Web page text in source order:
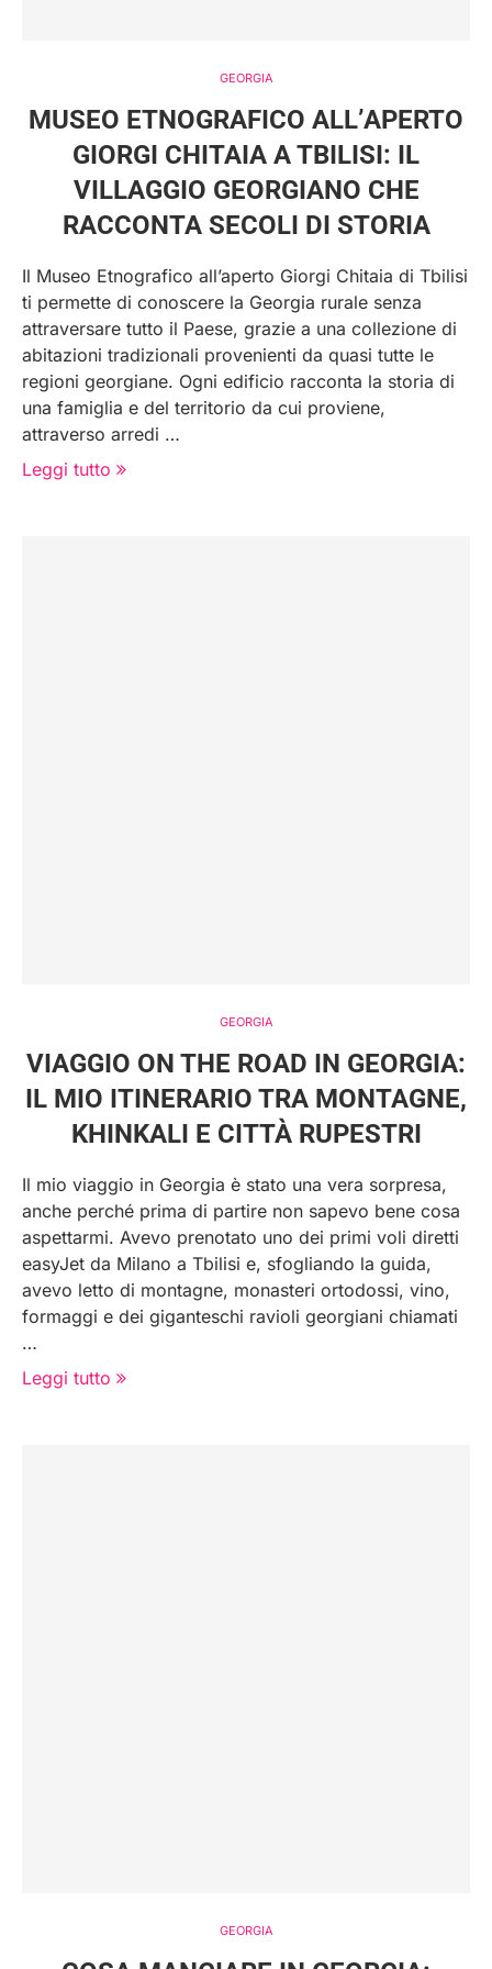
GEORGIA
MUSEO ETNOGRAFICO ALL’APERTO
GIORGI CHITAIA A TBILISI: IL
VILLAGGIO GEORGIANO CHE
RACCONTA SECOLI DI STORIA
Il Museo Etnografico all’aperto Giorgi Chitaia di Tbilisi
ti permette di conoscere la Georgia rurale senza
attraversare tutto il Paese, grazie a una collezione di
abitazioni tradizionali provenienti da quasi tutte le
regioni georgiane. Ogni edificio racconta la storia di
una famiglia e del territorio da cui proviene,
attraverso arredi …
Leggi tutto
GEORGIA
VIAGGIO ON THE ROAD IN GEORGIA:
IL MIO ITINERARIO TRA MONTAGNE,
KHINKALI E CITTÀ RUPESTRI
Il mio viaggio in Georgia è stato una vera sorpresa,
anche perché prima di partire non sapevo bene cosa
aspettarmi. Avevo prenotato uno dei primi voli diretti
easyJet da Milano a Tbilisi e, sfogliando la guida,
avevo letto di montagne, monasteri ortodossi, vino,
formaggi e dei giganteschi ravioli georgiani chiamati
…
Leggi tutto
GEORGIA